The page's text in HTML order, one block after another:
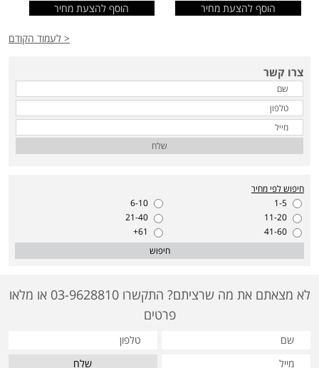
הוסף להצעת מחיר
הוסף להצעת מחיר
< לעמוד הקודם
צרו קשר
שלח
חיפוש לפי מחיר
1-5
6-10
11-20
21-40
41-60
61+
חיפוש
לא מצאתם את מה שרציתם? התקשרו 03-9628810 או מלאו
פרטים
שלח